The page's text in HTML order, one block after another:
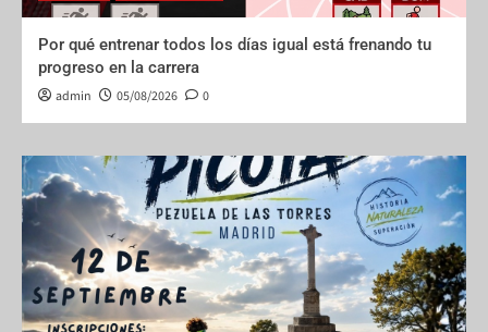
Por qué entrenar todos los días igual está frenando tu
progreso en la carrera
admin 05/08/2026 0